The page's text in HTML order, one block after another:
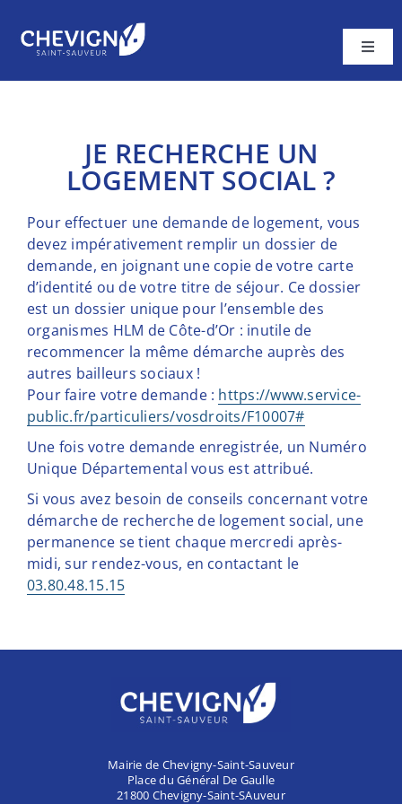
contenu
A tout âge
Cadre de vie
Contacter la Mairie
JE RECHERCHE UN
LOGEMENT SOCIAL ?
Pour effectuer une demande de logement, vous
devez impérativement remplir un dossier de
demande, en joignant une copie de votre carte
d’identité ou de votre titre de séjour. Ce dossier
est un dossier unique pour l’ensemble des
organismes HLM de Côte-d’Or : inutile de
recommencer la même démarche auprès des
autres bailleurs sociaux !
Pour faire votre demande : https://www.service-
public.fr/particuliers/vosdroits/F10007#
Une fois votre demande enregistrée, un Numéro
Unique Départemental vous est attribué.
Si vous avez besoin de conseils concernant votre
démarche de recherche de logement social, une
permanence se tient chaque mercredi après-
midi, sur rendez-vous, en contactant le
03.80.48.15.15
Mairie de Chevigny-Saint-Sauveur
Place du Général De Gaulle
21800 Chevigny-Saint-SAuveur